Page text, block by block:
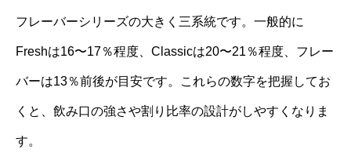
フレーバーシリーズの大きく三系統です。一般的に
Freshは16〜17％程度、Classicは20〜21％程度、フレー
バーは13％前後が目安です。これらの数字を把握してお
くと、飲み口の強さや割り比率の設計がしやすくなりま
す。